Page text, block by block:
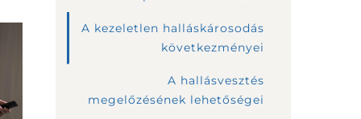
A kezeletlen halláskárosodás
következményei
A hallásvesztés
megelőzésének lehetőségei